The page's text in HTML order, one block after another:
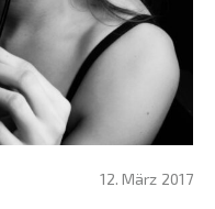
12. März 2017